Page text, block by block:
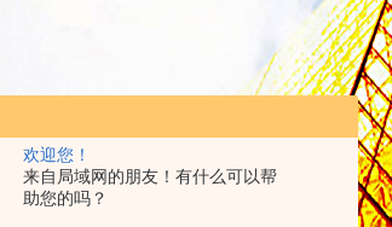
欢迎您！
来自局域网的朋友！有什么可以帮
助您的吗？